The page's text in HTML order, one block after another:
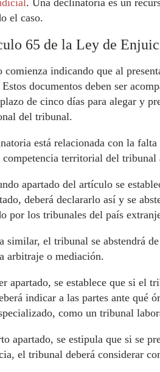
. Una declinatoria es un
el caso.
65 de la Ley de
indicando que al
documentos deben ser
de cinco días para alegar y
del tribunal.
está relacionada con la
territorial del tribunal
apartado del artículo se
deberá declararlo así y se
por los tribunales del país
similar, el tribunal se abstendrá
arbitraje o mediación.
apartado, se establece que si el
indicar a las partes ante qué
como un tribunal
apartado, se estipula que si se
el tribunal deberá considerar